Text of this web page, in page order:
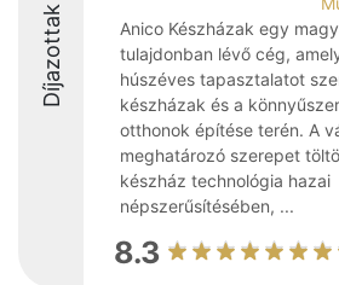
Díjazottak
Anico Készházak egy
tulajdonban lévő cég,
húszéves tapasztalatot
készházak és a
otthonok építése terén. A
meghatározó szerepet
készház technológia hazai
népszerűsítésében, ...
8.3